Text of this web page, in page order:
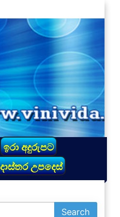
ඉරා අදුරුපට
උපදෙස්